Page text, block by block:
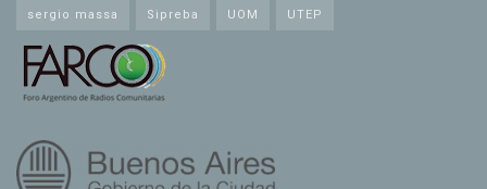
sergio massa Sipreba UOM UTEP